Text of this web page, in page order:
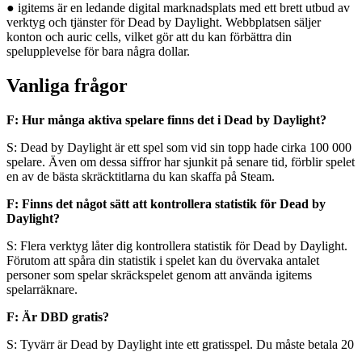
● igitems är en ledande digital marknadsplats med ett brett utbud av
verktyg och tjänster för Dead by Daylight. Webbplatsen säljer
konton och auric cells, vilket gör att du kan förbättra din
spelupplevelse för bara några dollar.
Vanliga frågor
F: Hur många aktiva spelare finns det i Dead by Daylight?
S: Dead by Daylight är ett spel som vid sin topp hade cirka 100 000
spelare. Även om dessa siffror har sjunkit på senare tid, förblir spelet
en av de bästa skräcktitlarna du kan skaffa på Steam.
F: Finns det något sätt att kontrollera statistik för Dead by
Daylight?
S: Flera verktyg låter dig kontrollera statistik för Dead by Daylight.
Förutom att spåra din statistik i spelet kan du övervaka antalet
personer som spelar skräckspelet genom att använda igitems
spelarräknare.
F: Är DBD gratis?
S: Tyvärr är Dead by Daylight inte ett gratisspel. Du måste betala 20